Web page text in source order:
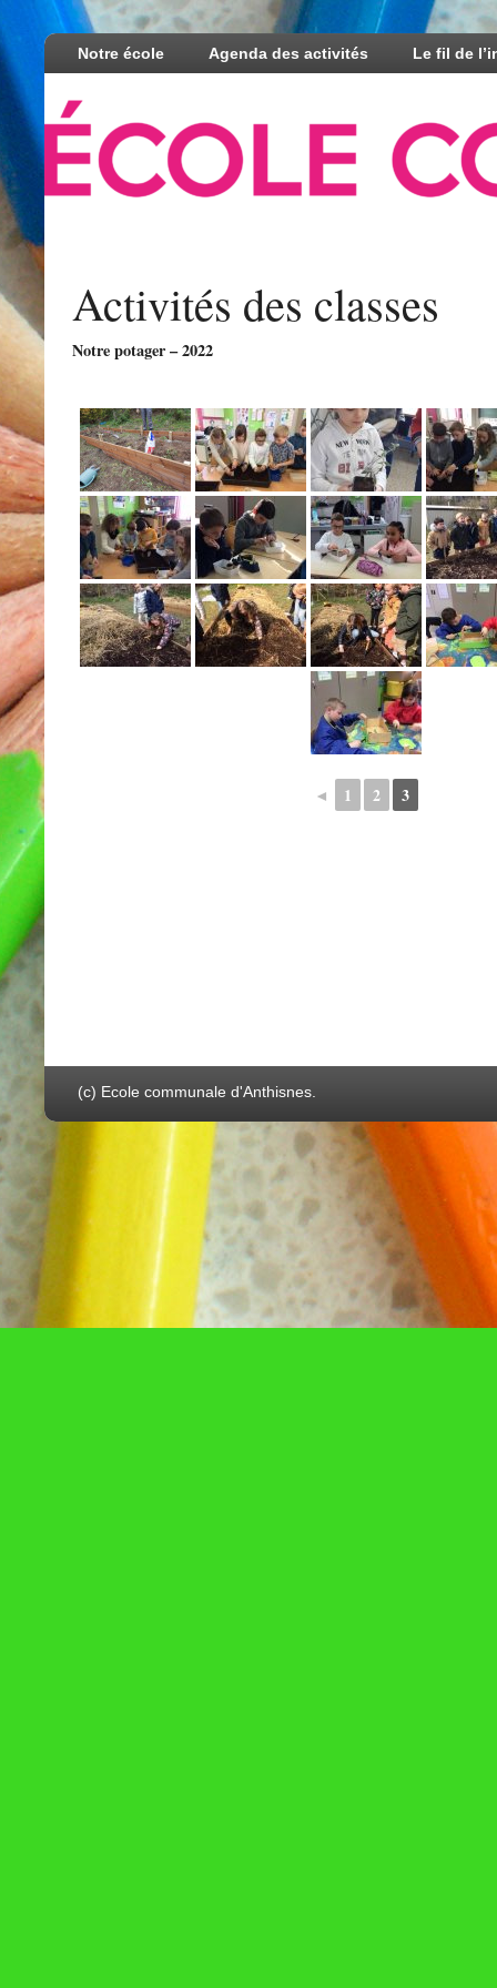
Notre école Agenda des activités Le fil de
Activités des classes
Notre potager – 2022
◄ 1 2 3
(c) Ecole communale d'Anthisnes.